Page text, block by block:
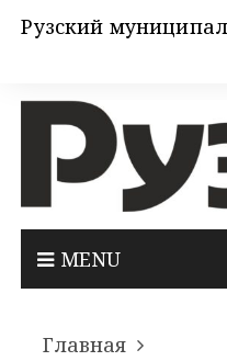
Рузский
MENU
Главная